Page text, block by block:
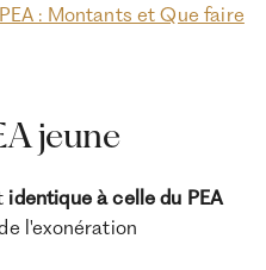
: Montants et Que faire
jeune
identique à celle du PEA
l'exonération